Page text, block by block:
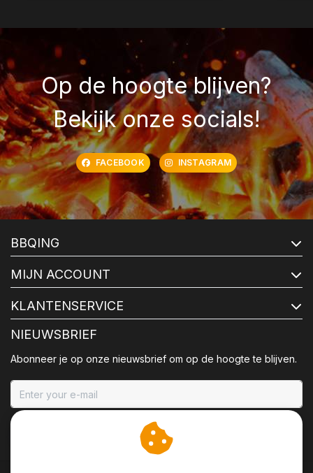
Op de hoogte blijven?
Bekijk onze socials!
FACEBOOK INSTAGRAM
BBQING
MIJN ACCOUNT
KLANTENSERVICE
NIEUWSBRIEF
Abonneer je op onze nieuwsbrief om op de hoogte te blijven.